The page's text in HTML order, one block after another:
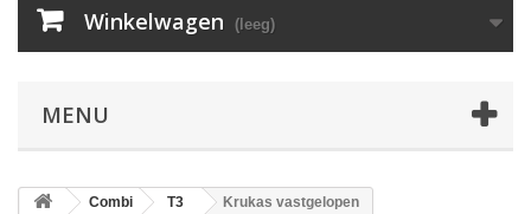
Winkelwagen (leeg)
MENU
Combi T3 Krukas vastgelopen